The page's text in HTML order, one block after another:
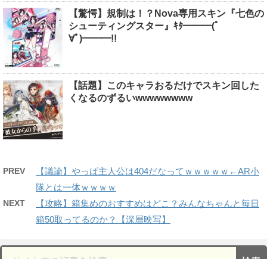
【驚愕】規制は！？Nova専用スキン『七色の
シューティングスター』ｷﾀ━━━(ﾟ
∀ﾟ)━━━!!
【話題】このキャラおるだけでスキン回した
くなるのずるいwwwwwwww
PREV
【議論】やっぱ主人公は404だなってｗｗｗｗｗ←AR小
隊とは一体ｗｗｗｗ
NEXT
【攻略】箱集めのおすすめはどこ？みんなちゃんと毎日
箱50取ってるのか？【深層映写】